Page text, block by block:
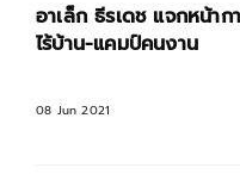
อาเล็ก ธีรเดช แจกหน้า
ไร้บ้าน-แคมป์คนงาน
08 Jun 2021